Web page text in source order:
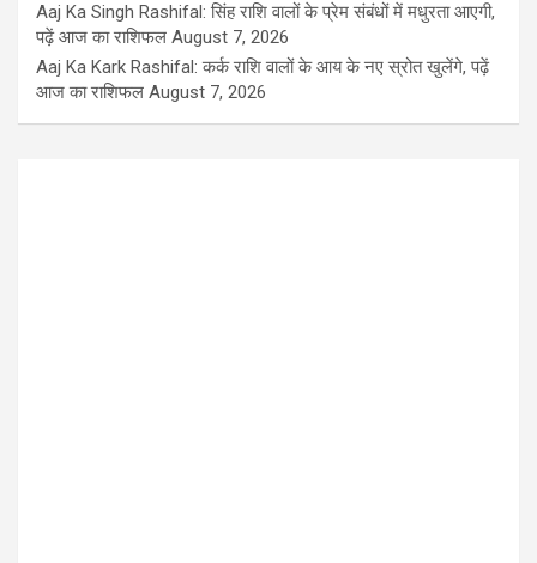
Aaj Ka Singh Rashifal: सिंह राशि वालों के प्रेम संबंधों में मधुरता आएगी,
पढ़ें आज का राशिफल August 7, 2026
Aaj Ka Kark Rashifal: कर्क राशि वालों के आय के नए स्रोत खुलेंगे, पढ़ें
आज का राशिफल August 7, 2026